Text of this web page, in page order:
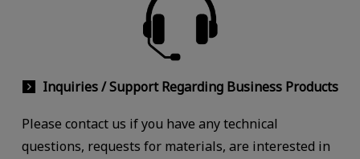
Inquiries / Support Regarding Business Products
Please contact us if you have any technical
questions, requests for materials, are interested in